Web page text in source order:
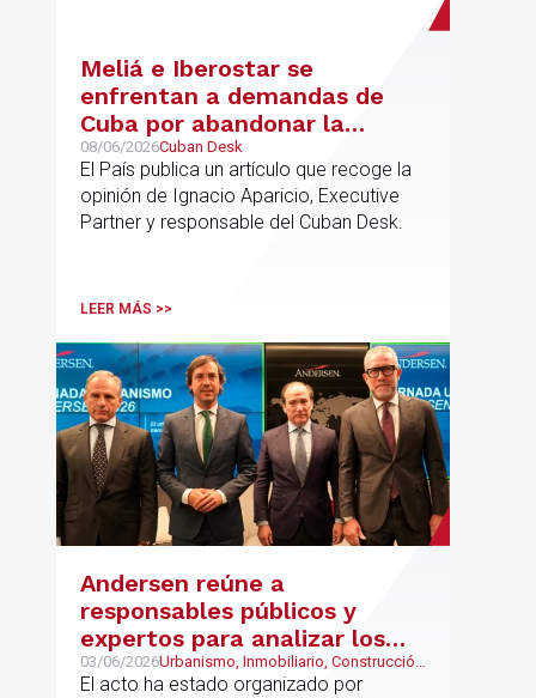
Meliá e Iberostar se
enfrentan a demandas de
Cuba por abandonar la
gestión de los hoteles
08/06/2026Cuban Desk
El País publica un artículo que recoge la
opinión de Ignacio Aparicio, Executive
Partner y responsable del Cuban Desk.
LEER MÁS >>
Andersen reúne a
responsables públicos y
expertos para analizar los
retos del urbanismo en
03/06/2026Urbanismo, Inmobiliario, Construcción
y Urbanismo
El acto ha estado organizado por